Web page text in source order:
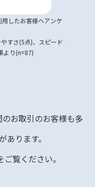
したお客様へアンケ
すさ(5点)、スピード
より(n=87)
お取引のお客様も多
あります。
ご覧ください。